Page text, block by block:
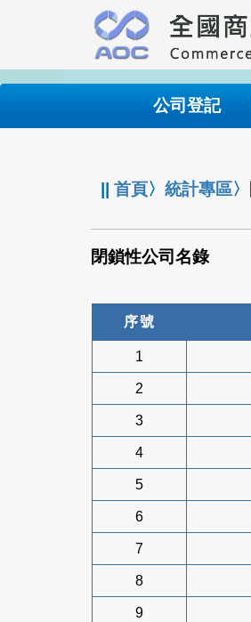
要
內
公司登記
||首頁〉統計專區〉
閉鎖性公司名錄
序號
1
2
3
4
5
6
7
8
9